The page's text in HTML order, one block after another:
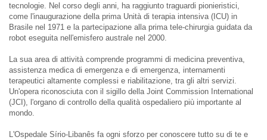
tecnologie. Nel corso degli anni, ha raggiunto traguardi pionieristici,
come l'inaugurazione della prima Unità di terapia intensiva (ICU) in
Brasile nel 1971 e la partecipazione alla prima tele-chirurgia guidata da
robot eseguita nell'emisfero australe nel 2000.
La sua area di attività comprende programmi di medicina preventiva,
assistenza medica di emergenza e di emergenza, internamenti
terapeutici altamente complessi e riabilitazione, tra gli altri servizi.
Un'opera riconosciuta con il sigillo della Joint Commission International
(JCI), l'organo di controllo della qualità ospedaliero più importante al
mondo.
L'Ospedale Sírio-Libanês fa ogni sforzo per conoscere tutto su di te e